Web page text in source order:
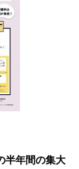
半年間の集大